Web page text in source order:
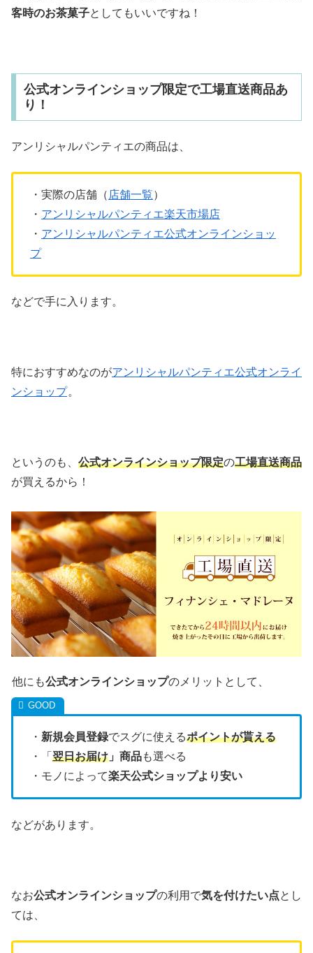
客時のお茶菓子としてもいいですね！
公式オンラインショップ限定で工場直送商品あ
り！
アンリシャルパンティエの商品は、
・実際の店舗（ 店舗一覧）
・ アンリシャルパンティエ楽天市場店
・ アンリシャルパンティエ公式オンラインショッ
プ
などで手に入ります。
特におすすめなのがアンリシャルパンティエ公式オンライ
ンショップ。
というのも、 公式オンラインショップ限定の工場直送商品
が買えるから！
他にも公式オンラインショップのメリットとして、
・ 新規会員登録でスグに使えるポイントが貰える
・「 翌日お届け 」商品も選べる
・モノによって楽天公式ショップより安い
などがあります。
なお公式オンラインショップの利用で気を付けたい点とし
ては、